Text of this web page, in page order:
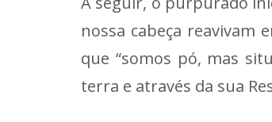
nossa cabeça reavivam
que “somos pó, mas
terra e através da sua